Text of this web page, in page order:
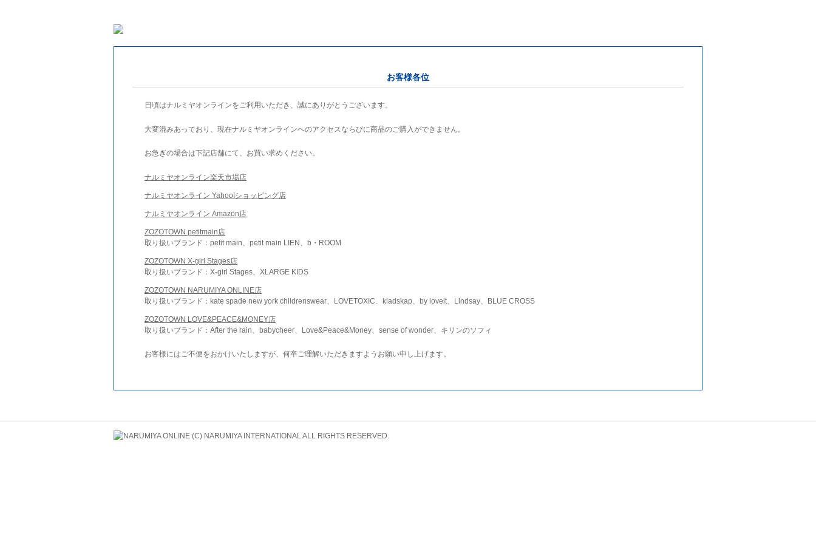
お客様各位
日頃はナルミヤオンラインをご利用いただき、誠にありがとうございます。
大変混みあっており、現在ナルミヤオンラインへのアクセスならびに商品のご購入ができません。
お急ぎの場合は下記店舗にて、お買い求めください。
ナルミヤオンライン楽天市場店
ナルミヤオンライン Yahoo!ショッピング店
ナルミヤオンライン Amazon店
ZOZOTOWN petitmain店
取り扱いブランド：petit main、petit main LIEN、b・ROOM
ZOZOTOWN X-girl Stages店
取り扱いブランド：X-girl Stages、XLARGE KIDS
ZOZOTOWN NARUMIYA ONLINE店
取り扱いブランド：kate spade new york childrenswear、LOVETOXIC、kladskap、by loveit、Lindsay、BLUE CROSS
ZOZOTOWN LOVE&PEACE&MONEY店
取り扱いブランド：After the rain、babycheer、Love&Peace&Money、sense of wonder、キリンのソフィ
お客様にはご不便をおかけいたしますが、何卒ご理解いただきますようお願い申し上げます。